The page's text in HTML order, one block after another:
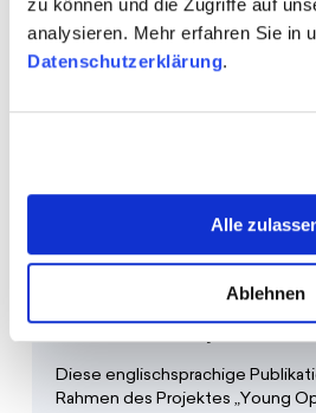
analysieren. Mehr erfahren Sie in
Datenschutzerklärung.
Alle
Ablehnen
gelingen kann“. Neben Beiträgen
Bildungsexpert*innen berichten
von ihren Erfahrungen mit
Publikation „Youth
Future of Europe“
Diese englischsprachige
Rahmen des Projektes „Young